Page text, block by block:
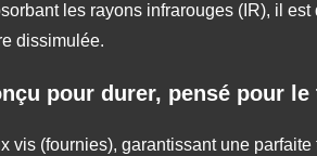
les rayons infrarouges (IR), il
dissimulée.
pour durer, pensé pour le
vis (fournies), garantissant une